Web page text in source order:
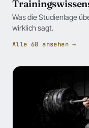
Was die Studienlage
wirklich sagt.
Alle 68 ansehen →